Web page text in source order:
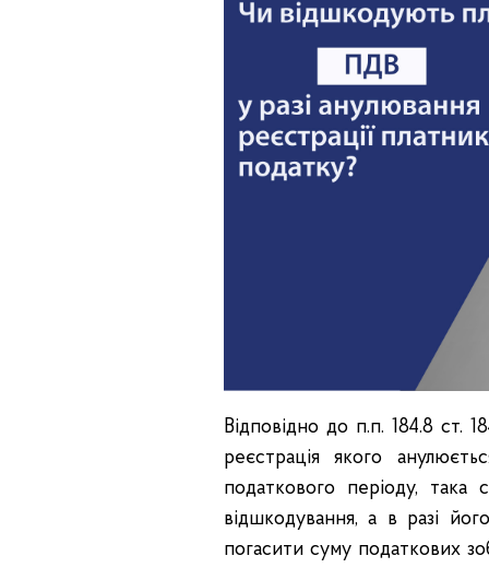
Відповідно до п.п. 184.8 ст.
реєстрація якого
податкового періоду,
відшкодування, а в разі
погасити суму податкових